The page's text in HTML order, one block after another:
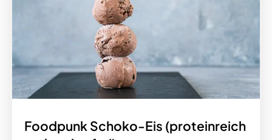
Foodpunk Schoko-Eis (proteinreich